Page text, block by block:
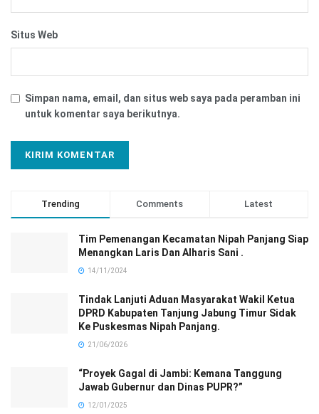
Situs Web
Simpan nama, email, dan situs web saya pada peramban ini
untuk komentar saya berikutnya.
Trending Comments Latest
Tim Pemenangan Kecamatan Nipah Panjang Siap
Menangkan Laris Dan Alharis Sani .
14/11/2024
Tindak Lanjuti Aduan Masyarakat Wakil Ketua
DPRD Kabupaten Tanjung Jabung Timur Sidak
Ke Puskesmas Nipah Panjang.
21/06/2026
“Proyek Gagal di Jambi: Kemana Tanggung
Jawab Gubernur dan Dinas PUPR?”
12/01/2025